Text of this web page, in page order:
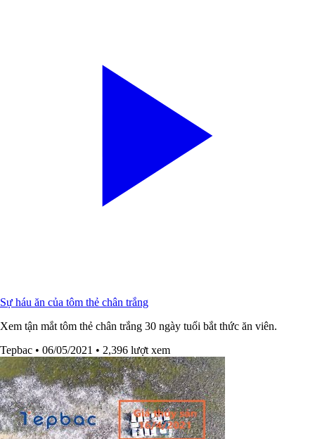
Sự háu ăn của tôm thẻ chân trắng
Xem tận mắt tôm thẻ chân trắng 30 ngày tuổi bắt thức ăn viên.
Tepbac • 06/05/2021 • 2,396 lượt xem